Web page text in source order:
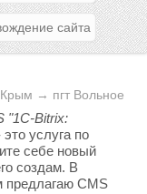
сайта
→ пгт Вольное
"1C-Bitrix:
это услуга по
себе новый
создам. В
предлагаю CMS